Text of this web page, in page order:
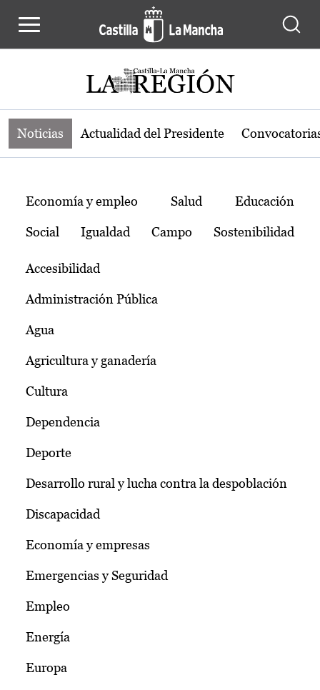
Noticias de la región de Castilla-La
Noticias Actualidad del Presidente
Temas
Economía y empleo Salud Educación
Social Igualdad Campo Sostenibilidad
Accesibilidad
Administración Pública
Agua
Agricultura y ganadería
Cultura
Dependencia
Deporte
Desarrollo rural y lucha contra la despoblación
Discapacidad
Economía y empresas
Emergencias y Seguridad
Empleo
Energía
Europa